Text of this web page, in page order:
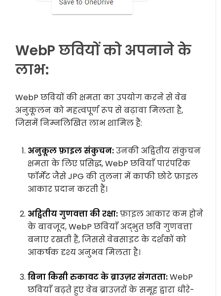
WebP छवियों को अपनाने के
लाभ:
WebP छवियों की क्षमता का उपयोग करने से वेब
अनुकूलन को महत्वपूर्ण रूप से बढ़ावा मिलता है,
जिसमें निम्नलिखित लाभ शामिल हैं:
अनुकूल फ़ाइल संकुचन:उनकी अद्वितीय संकुचन
क्षमता के लिए प्रसिद्ध, WebP छवियाँ पारंपरिक
फॉर्मेट जैसे JPG की तुलना में काफी छोटे फ़ाइल
आकार प्रदान करती हैं।
अद्वितीय गुणवत्ता की रक्षा:फ़ाइल आकार कम होने
के बावजूद, WebP छवियाँ अद्भुत छवि गुणवत्ता
बनाए रखती हैं, जिससे वेबसाइट के दर्शकों को
आकर्षक दृश्य अनुभव मिलता है।
बिना किसी रुकावट के ब्राउज़र संगतता:WebP
छवियाँ बढ़ते हुए वेब ब्राउज़रों के समूह द्वारा धीरे-